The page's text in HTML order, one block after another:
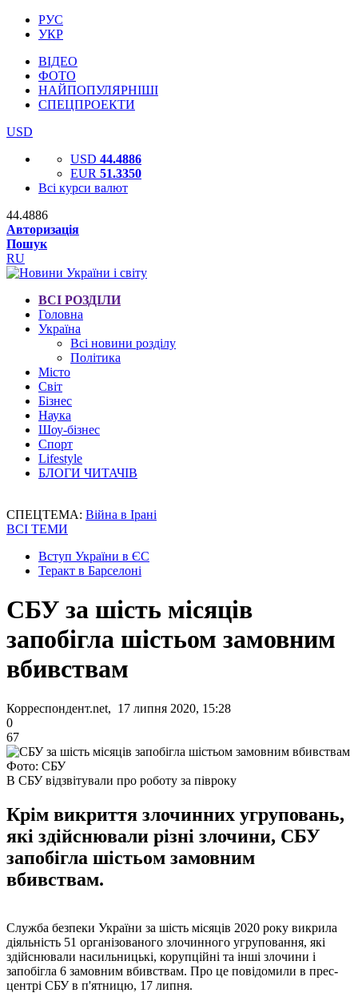
РУС
УКР
ВІДЕО
ФОТО
НАЙПОПУЛЯРНІШІ
СПЕЦПРОЕКТИ
USD
USD 44.4886
EUR 51.3350
Всі курси валют
44.4886
Авторизація
Пошук
RU
ВСІ РОЗДІЛИ
Головна
Україна
Всі новини розділу
Політика
Місто
Світ
Бізнес
Наука
Шоу-бізнес
Спорт
Lifestyle
БЛОГИ ЧИТАЧІВ
СПЕЦТЕМА: Війна в Ірані
ВСІ ТЕМИ
Вступ України в ЄС
Теракт в Барселоні
СБУ за шість місяців
запобігла шістьом замовним
вбивствам
Корреспондент.net, 17 липня 2020, 15:28
0
67
Фото: СБУ
В СБУ відзвітували про роботу за півроку
Крім викриття злочинних угруповань,
які здійснювали різні злочини, СБУ
запобігла шістьом замовним
вбивствам.
Служба безпеки України за шість місяців 2020 року викрила
діяльність 51 організованого злочинного угруповання, які
здійснювали насильницькі, корупційні та інші злочини і
запобігла 6 замовним вбивствам. Про це повідомили в прес-
центрі СБУ в п'ятницю, 17 липня.